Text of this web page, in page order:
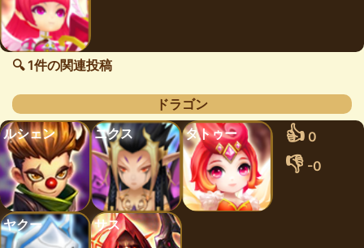
🔍 1件の関連投稿
ドラゴン
ルシェン
ニクス タトゥー 👍 0
👎 -0
ヤクー サス